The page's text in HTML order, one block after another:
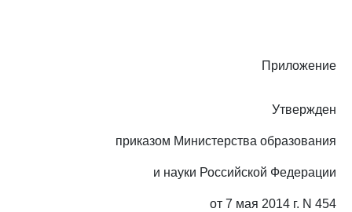
Приложение
Утвержден
приказом Министерства образования
и науки Российской Федерации
от 7 мая 2014 г. N 454